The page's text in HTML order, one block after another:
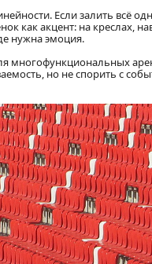
Если залить всё
как акцент: на креслах,
нужна эмоция.
многофункциональных
но не спорить с